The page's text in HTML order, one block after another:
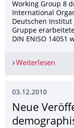
Working Group 8
International
Deutschen
Gruppe
DIN ENISO 14051
Weiterlesen
03.12.2010
Neue